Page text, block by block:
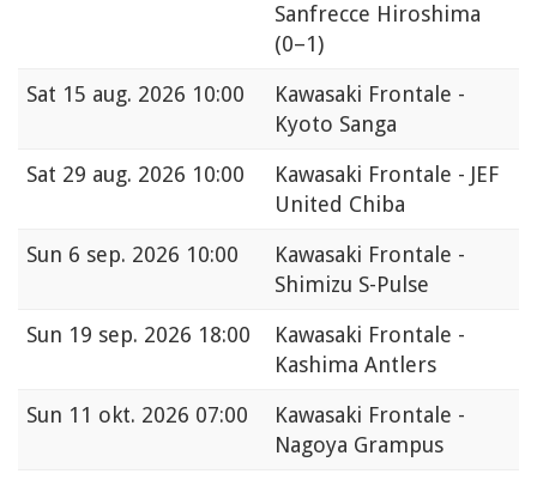
Sanfrecce Hiroshima
(0–1)
Sat 15 aug. 2026 10:00
Kawasaki Frontale -
Kyoto Sanga
Sat 29 aug. 2026 10:00
Kawasaki Frontale - JEF
United Chiba
Sun 6 sep. 2026 10:00
Kawasaki Frontale -
Shimizu S-Pulse
Sun 19 sep. 2026 18:00
Kawasaki Frontale -
Kashima Antlers
Sun 11 okt. 2026 07:00
Kawasaki Frontale -
Nagoya Grampus